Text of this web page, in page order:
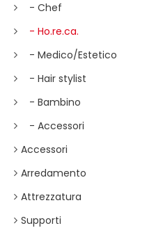
- Chef
- Ho.re.ca.
- Medico/Estetico
- Hair stylist
- Bambino
- Accessori
Accessori
Arredamento
Attrezzatura
Supporti